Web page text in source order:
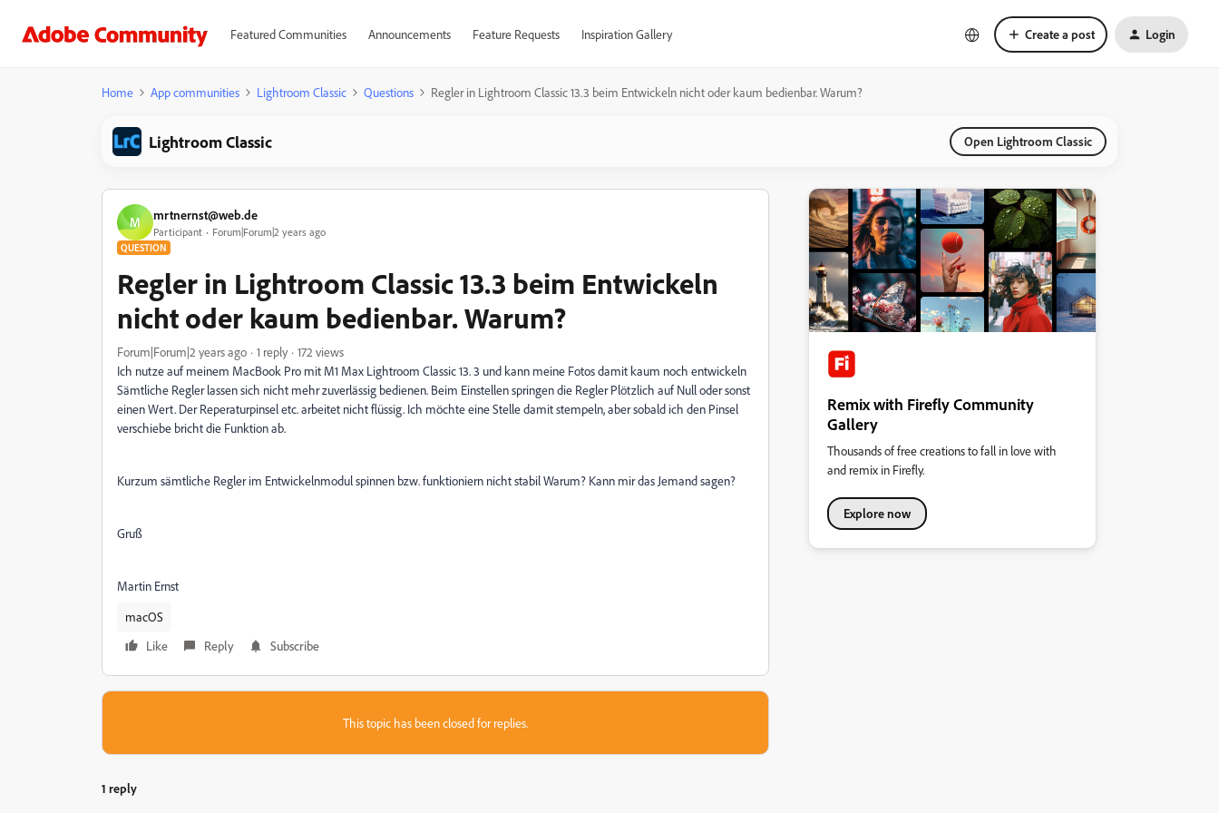
Featured Communities Announcements Feature Requests Inspiration Gallery Create a post Login
Home App communities Lightroom Classic Questions Regler in Lightroom Classic 13.3 beim Entwickeln nicht oder kaum bedienbar. Warum?
Lightroom Classic Open Lightroom Classic
M mrtnernst@web.de
Participant Forum|Forum|2 years ago
QUESTION
Regler in Lightroom Classic 13.3 beim Entwickeln
nicht oder kaum bedienbar. Warum?
Forum|Forum|2 years ago 1 reply
172 views
Ich nutze auf meinem MacBook Pro mit M1 Max Lightroom Classic 13. 3 und kann meine Fotos damit kaum noch entwickeln
Sämtliche Regler lassen sich nicht mehr zuverlässig bedienen. Beim Einstellen springen die Regler Plötzlich auf Null oder sonst
einen Wert. Der Reperaturpinsel etc. arbeitet nicht flüssig. Ich möchte eine Stelle damit stempeln, aber sobald ich den Pinsel
verschiebe bricht die Funktion ab.
Kurzum sämtliche Regler im Entwickelnmodul spinnen bzw. funktioniern nicht stabil Warum? Kann mir das Jemand sagen?
Gruß
Martin Ernst
macOS
Like
Reply Subscribe
This topic has been closed for replies.
1 reply
Remix with Firefly Community
Gallery
Thousands of free creations to fall in love with
and remix in Firefly.
Explore now